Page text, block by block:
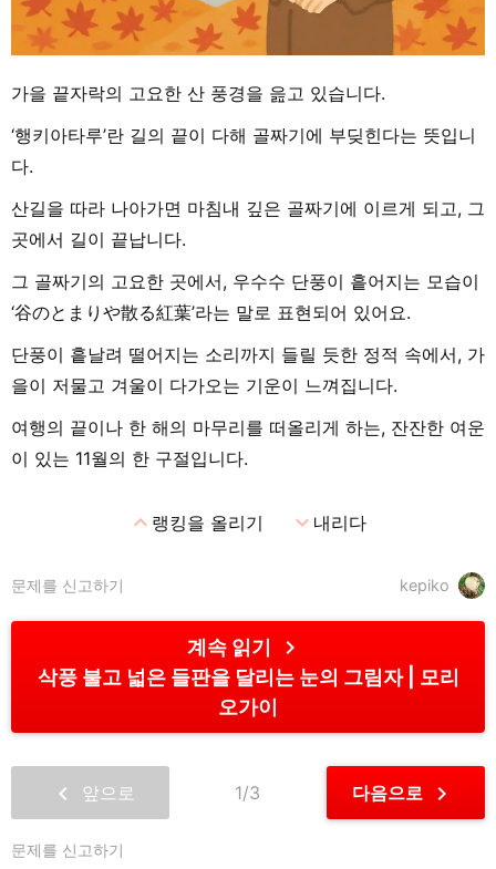
가을 끝자락의 고요한 산 풍경을 읊고 있습니다.
‘행키아타루’란 길의 끝이 다해 골짜기에 부딪힌다는 뜻입니
다.
산길을 따라 나아가면 마침내 깊은 골짜기에 이르게 되고, 그
곳에서 길이 끝납니다.
그 골짜기의 고요한 곳에서, 우수수 단풍이 흩어지는 모습이
‘谷のとまりや散る紅葉’라는 말로 표현되어 있어요.
단풍이 흩날려 떨어지는 소리까지 들릴 듯한 정적 속에서, 가
을이 저물고 겨울이 다가오는 기운이 느껴집니다.
여행의 끝이나 한 해의 마무리를 떠올리게 하는, 잔잔한 여운
이 있는 11월의 한 구절입니다.
expand_less랭킹을 올리기 expand_more내리다
kepiko
문제를 신고하기
계속 읽기 chevron_right
삭풍 불고 넓은 들판을 달리는 눈의 그림자
모리
오가이
chevron_left 앞으로 1/3 다음으로 chevron_right
문제를 신고하기